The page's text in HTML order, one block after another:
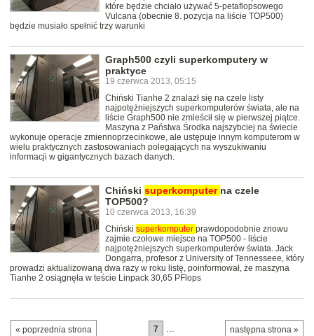
które będzie chciało używać 5-petaflopsowego
Vulcana (obecnie 8. pozycja na liście TOP500)
będzie musiało spełnić trzy warunki
Graph500 czyli superkomputery w
praktyce
19 czerwca 2013, 05:15
Chiński Tianhe 2 znalazł się na czele listy
najpotężniejszych superkomputerów świata, ale na
liście Graph500 nie zmieścił się w pierwszej piątce.
Maszyna z Państwa Środka najszybciej na świecie
wykonuje operacje zmiennoprzecinkowe, ale ustępuje innym komputerom w
wielu praktycznych zastosowaniach polegających na wyszukiwaniu
informacji w gigantycznych bazach danych.
Chiński superkomputer na czele
TOP500?
10 czerwca 2013, 16:39
Chiński superkomputer prawdopodobnie znowu
zajmie czołowe miejsce na TOP500 - liście
najpotężniejszych superkomputerów świata. Jack
Dongarra, profesor z University of Tennesseee, który
prowadzi aktualizowaną dwa razy w roku listę, poinformował, że maszyna
Tianhe 2 osiągnęła w teście Linpack 30,65 PFlops
« poprzednia strona następna strona »
7 …